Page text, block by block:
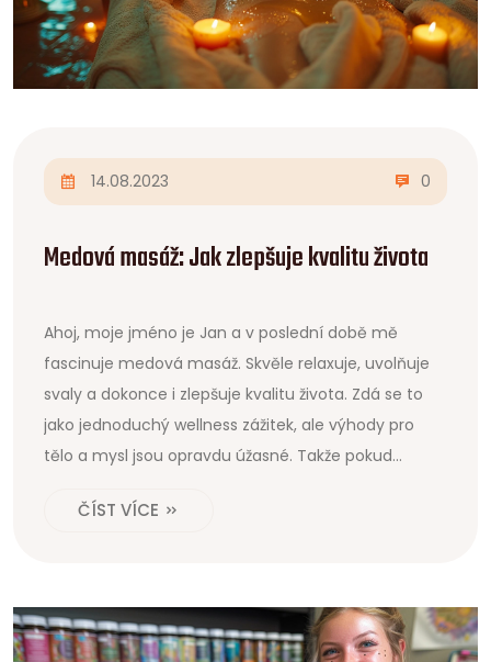
14.08.2023 0
Medová masáž: Jak zlepšuje kvalitu života
Ahoj, moje jméno je Jan a v poslední době mě
fascinuje medová masáž. Skvěle relaxuje, uvolňuje
svaly a dokonce i zlepšuje kvalitu života. Zdá se to
jako jednoduchý wellness zážitek, ale výhody pro
tělo a mysl jsou opravdu úžasné. Takže pokud
své zdraví, proč nevyzkoušet medovou masáž? Dělá
ČÍST VÍCE